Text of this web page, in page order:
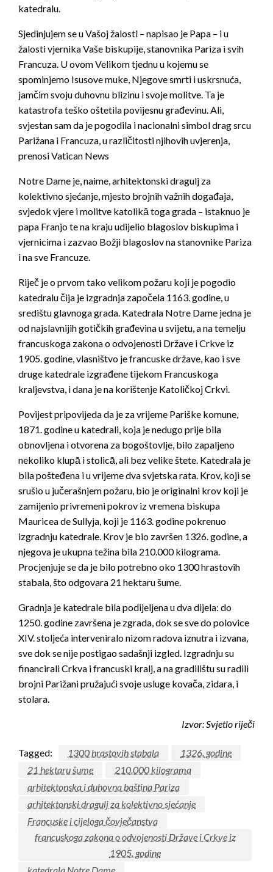
katedralu.
Sjedinjujem se u Vašoj žalosti – napisao je Papa – i u
žalosti vjernika Vaše biskupije, stanovnika Pariza i svih
Francuza. U ovom Velikom tjednu u kojemu se
spominjemo Isusove muke, Njegove smrti i uskrsnuća,
jamčim svoju duhovnu blizinu i svoje molitve. Ta je
katastrofa teško oštetila povijesnu građevinu. Ali,
svjestan sam da je pogodila i nacionalni simbol drag srcu
Parižana i Francuza, u različitosti njihovih uvjerenja,
prenosi Vatican News
Notre Dame je, naime, arhitektonski dragulj za
kolektivno sjećanje, mjesto brojnih važnih događaja,
svjedok vjere i molitve katolikā toga grada – istaknuo je
papa Franjo te na kraju udijelio blagoslov biskupima i
vjernicima i zazvao Božji blagoslov na stanovnike Pariza
i na sve Francuze.
Riječ je o prvom tako velikom požaru koji je pogodio
katedralu čija je izgradnja započela 1163. godine, u
središtu glavnoga grada. Katedrala Notre Dame jedna je
od najslavnijih gotičkih građevina u svijetu, a na temelju
francuskoga zakona o odvojenosti Države i Crkve iz
1905. godine, vlasništvo je francuske države, kao i sve
druge katedrale izgrađene tijekom Francuskoga
kraljevstva, i dana je na korištenje Katoličkoj Crkvi.
Povijest pripovijeda da je za vrijeme Pariške komune,
1871. godine u katedrali, koja je nedugo prije bila
obnovljena i otvorena za bogoštovlje, bilo zapaljeno
nekoliko klupā i stolicā, ali bez velike štete. Katedrala je
bila pošteđena i u vrijeme dva svjetska rata. Krov, koji se
srušio u jučerašnjem požaru, bio je originalni krov koji je
zamijenio privremeni pokrov iz vremena biskupa
Mauricea de Sullyja, koji je 1163. godine pokrenuo
izgradnju katedrale. Krov je bio završen 1326. godine, a
njegova je ukupna težina bila 210.000 kilograma.
Procjenjuje se da je bilo potrebno oko 1300 hrastovih
stabala, što odgovara 21 hektaru šume.
Gradnja je katedrale bila podijeljena u dva dijela: do
1250. godine završena je zgrada, dok se sve do polovice
XIV. stoljeća interveniralo nizom radova iznutra i izvana,
sve dok se nije postigao sadašnji izgled. Izgradnju su
financirali Crkva i francuski kralj, a na gradilištu su radili
brojni Parižani pružajući svoje usluge kovača, zidara, i
stolara.
Izvor:Svjetlo riječi
Tagged: 1300 hrastovih stabala
1326. godine
21 hektaru šume
210.000 kilograma
arhitektonska i duhovna baština Pariza
arhitektonski dragulj za kolektivno sjećanje
Francuske i cijeloga čovječanstva
francuskoga zakona o odvojenosti Države i Crkve iz
1905. godine